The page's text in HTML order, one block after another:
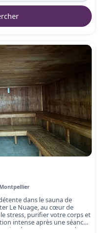
Montpellier
dans le sauna de
Le Nuage, au cœur de
stress, purifier votre corps et
intense après une séance
simplement pour prendre